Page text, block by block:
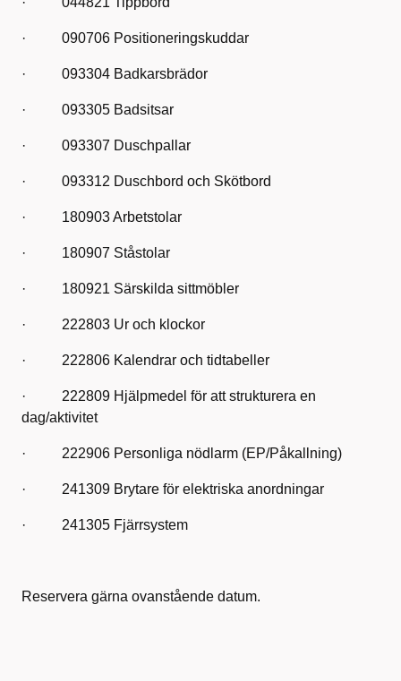
· 090706 Positioneringskuddar
· 093304 Badkarsbrädor
· 093305 Badsitsar
· 093307 Duschpallar
· 093312 Duschbord och Skötbord
· 180903 Arbetstolar
· 180907 Ståstolar
· 180921 Särskilda sittmöbler
· 222803 Ur och klockor
· 222806 Kalendrar och tidtabeller
· 222809 Hjälpmedel för att strukturera en
dag/aktivitet
· 222906 Personliga nödlarm (EP/Påkallning)
· 241309 Brytare för elektriska anordningar
· 241305 Fjärrsystem
Reservera gärna ovanstående datum.